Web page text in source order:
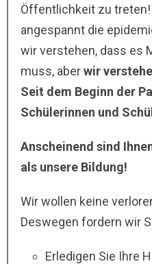
Öffentlichkeit zu
angespannt die
wir verstehen, dass es
muss, aberwir
Seit dem Beginn der
Schülerinnen und
Anscheinend sind
als unsere Bildung!
Wir wollen keine
Deswegen fordern wir
Erledigen Sie Ihre